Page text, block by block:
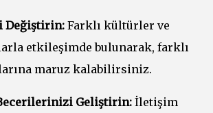
Değiştirin:Farklı kültürler ve
etkileşimde bulunarak, farklı
maruz kalabilirsiniz.
Geliştirin: İletişim